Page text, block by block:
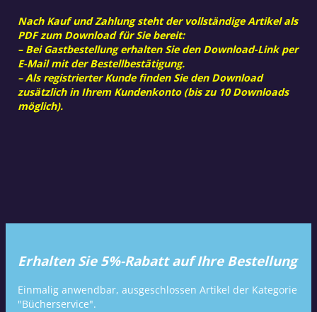
Nach Kauf und Zahlung steht der vollständige Artikel als
PDF zum Download für Sie bereit:
– Bei Gastbestellung erhalten Sie den Download-Link per
E-Mail mit der Bestellbestätigung.
– Als registrierter Kunde finden Sie den Download
zusätzlich in Ihrem Kundenkonto (bis zu 10 Downloads
möglich).
Erhalten Sie 5%-Rabatt auf Ihre Bestellung
Einmalig anwendbar, ausgeschlossen Artikel der Kategorie
"Bücherservice".